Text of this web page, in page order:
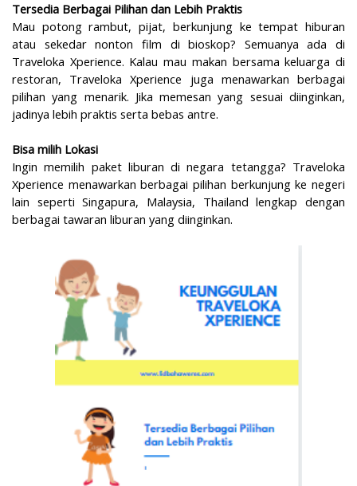
Tersedia Berbagai Pilihan dan Lebih Praktis
Mau potong rambut, pijat, berkunjung ke tempat hiburan
atau sekedar nonton film di bioskop? Semuanya ada di
Traveloka Xperience. Kalau mau makan bersama keluarga di
restoran, Traveloka Xperience juga menawarkan berbagai
pilihan yang menarik. Jika memesan yang sesuai diinginkan,
jadinya lebih praktis serta bebas antre.
Bisa milih Lokasi
Ingin memilih paket liburan di negara tetangga? Traveloka
Xperience menawarkan berbagai pilihan berkunjung ke negeri
lain seperti Singapura, Malaysia, Thailand lengkap dengan
berbagai tawaran liburan yang diinginkan.